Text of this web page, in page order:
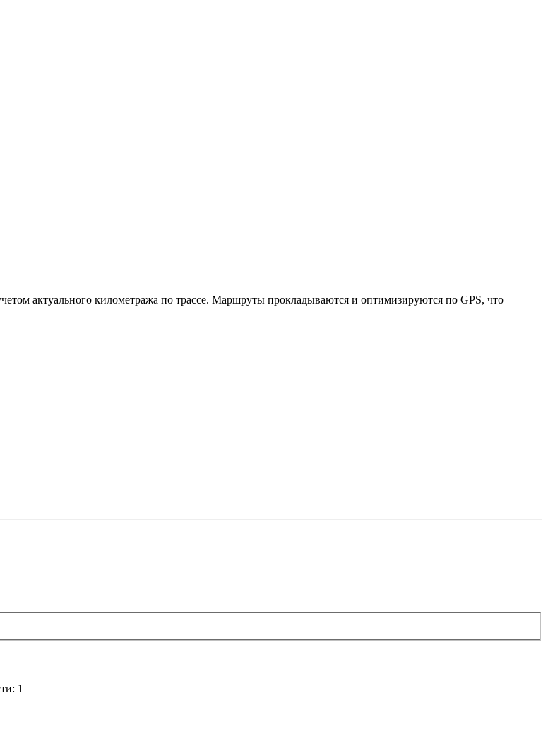
актуального километража по трассе. Маршруты прокладываются и оптимизируются по GPS, что
1